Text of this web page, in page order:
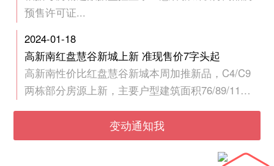
预售许可证...
2024-01-18
高新南红盘慧谷新城上新 准现售价7字头起
高新南性价比红盘慧谷新城本周加推新品，C4/C9
两栋部分房源上新，主要户型建筑面积76/89/117
变动通知我